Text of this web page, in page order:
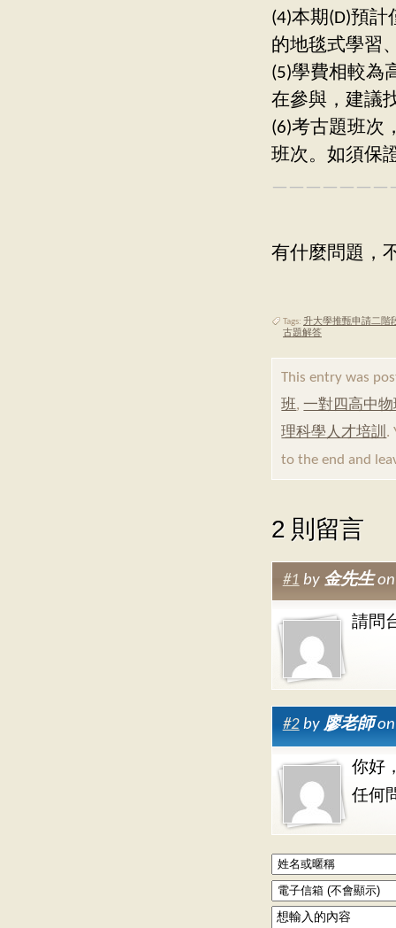
(4)本期(D)預
的地毯式學習
(5)學費相較為
在參與，建議
(6)考古題班次
班次。如須保
有什麼問題，
Tags: 升大學推甄申請二階
古題解答
This entry was
班,一對四高中
理科學人才培訓 .
to the end and
2 則留言
#1 by 金先生on
請問
#2by 廖老師on
你好
任何